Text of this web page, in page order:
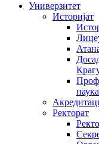
Универзитет
Историјат
наука
Ректорат